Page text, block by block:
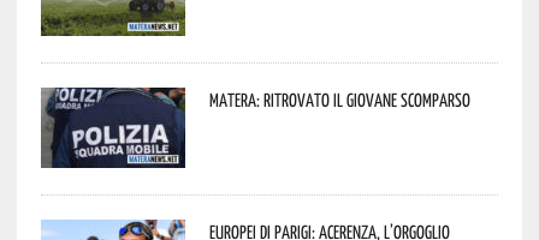
Matera: ritrovato il giovane scomparso
Europei di Parigi: Acerenza, l’orgoglio